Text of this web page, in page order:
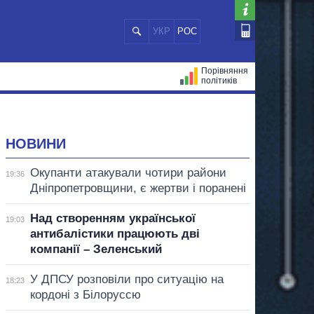
УКР РОС
Порівняння
політиків
НОВИНИ
19:36
Окупанти атакували чотири райони
Дніпропетровщини, є жертви і поранені
19:03
Над створенням української
антибалістики працюють дві
компанії – Зеленський
18:23
У ДПСУ розповіли про ситуацію на
кордоні з Білоруссю